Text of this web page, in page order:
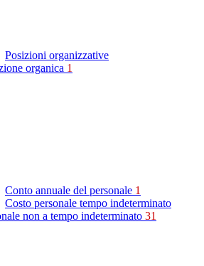
Posizioni organizzative
organica 1
Conto annuale del personale 1
Costo personale tempo indeterminato
non a tempo indeterminato 31